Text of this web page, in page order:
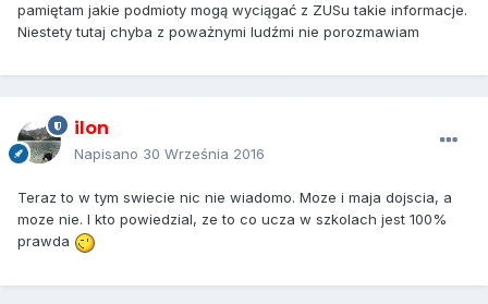
pamiętam jakie podmioty mogą wyciągać z ZUSu takie informacje.
Niestety tutaj chyba z poważnymi ludźmi nie porozmawiam
ilon
Napisano 30 Września 2016
Teraz to w tym swiecie nic nie wiadomo. Moze i maja dojscia, a
moze nie. I kto powiedzial, ze to co ucza w szkolach jest 100%
prawda